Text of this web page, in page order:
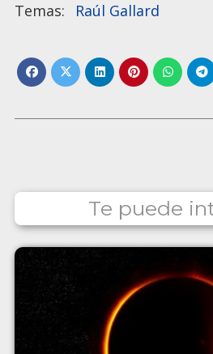
Raúl Gallard
Te puede